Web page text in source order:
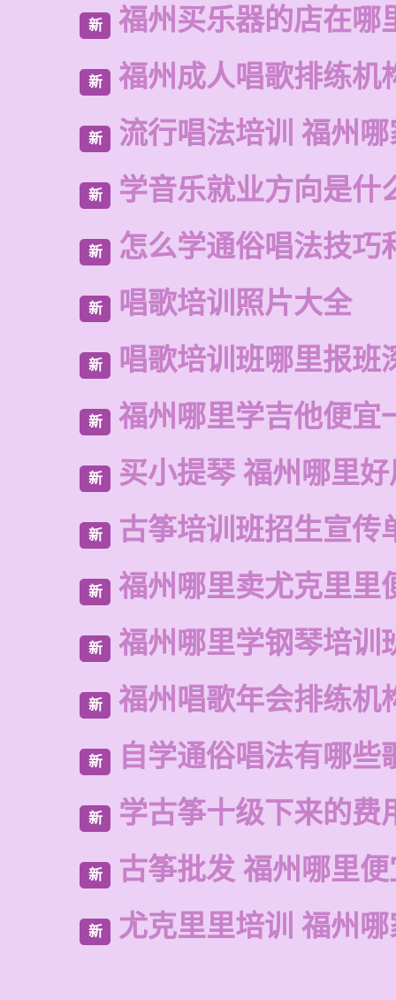
新 福州买乐器的店在哪
新 福州成人唱歌排练机
新 流行唱法培训 福州
新 学音乐就业方向是什
新 怎么学通俗唱法技巧
新 唱歌培训照片大全
新 唱歌培训班哪里报班
新 福州哪里学吉他便宜
新 买小提琴 福州哪里好
新 古筝培训班招生宣传
新 福州哪里卖尤克里里
新 福州哪里学钢琴培训
新 福州唱歌年会排练机
新 自学通俗唱法有哪些
新 学古筝十级下来的费
新 古筝批发 福州哪里
新 尤克里里培训 福州